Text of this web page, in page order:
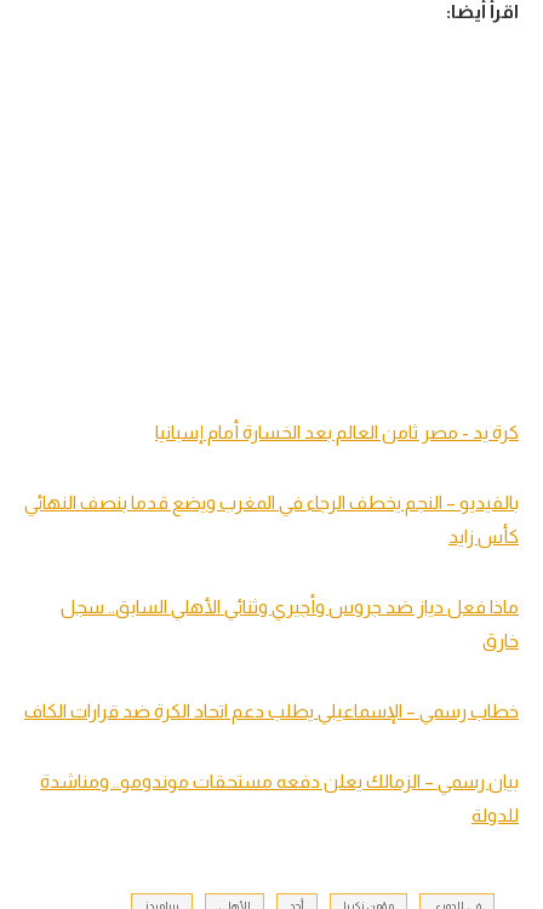
اقرأ أيضا:
كرة يد - مصر ثامن العالم بعد الخسارة أمام إسبانيا
بالفيديو – النجم يخطف الرجاء في المغرب ويضع قدما بنصف النهائي
كأس زايد
ماذا فعل دياز ضد جروس وأجيري وثنائي الأهلي السابق.. سجل
خارق
خطاب رسمي – الإسماعيلي يطلب دعم اتحاد الكرة ضد قرارات الكاف
بيان رسمي – الزمالك يعلن دفعه مستحقات موندومو.. ومناشدة
للدولة